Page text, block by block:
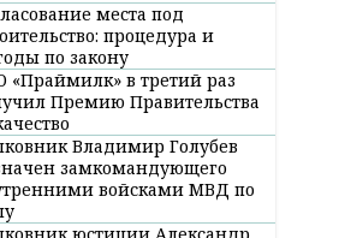
места под
процедура и
по закону
«Праймилк» в третий раз
Премию Правительства
Владимир Голубев
замкомандующего
войсками МВД по
юстиции Александр